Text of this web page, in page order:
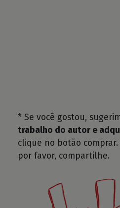
* Se você gostou,
trabalho do autor e
clique no botão
por favor, compartilhe.